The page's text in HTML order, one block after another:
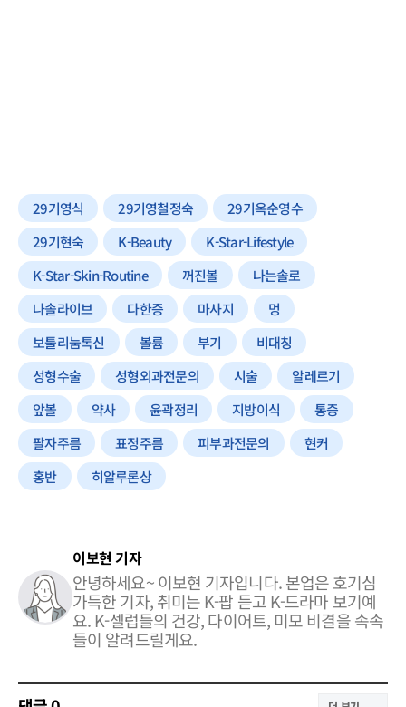
29기영식 29기영철정숙
29기옥순영수
29기현숙
K-Beauty
K-Star-Lifestyle
K-Star-Skin-Routine
꺼진볼
나는솔로
나솔라이브
다한증 마사지
멍
보툴리눔톡신
볼륨 부기
비대칭
성형수술
성형외과전문의 시술
알레르기
앞볼
약사 윤곽정리 지방이식
통증
팔자주름
표정주름 피부과전문의
현커
홍반
히알루론상
이보현 기자
안녕하세요~ 이보현 기자입니다. 본업은 호기심
가득한 기자, 취미는 K-팝 듣고 K-드라마 보기예
요. K-셀럽들의 건강, 다이어트, 미모 비결을 속속
들이 알려드릴게요.